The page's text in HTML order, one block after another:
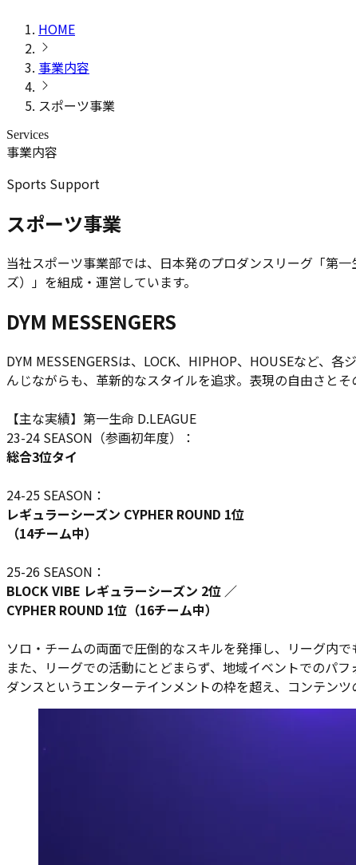
HOME
事業内容
スポーツ事業
Services
事業内容
Sports Support
スポーツ事業
当社スポーツ事業部では、日本発のプロダンスリーグ「第一
ズ）」を組成・運営しています。
DYM MESSENGERS
DYM MESSENGERSは、LOCK、HIPHOP、HOUSEなど、
んじながらも、革新的なスタイルを追求。表現の自由さと
【主な実績】第一生命 D.LEAGUE
23-24 SEASON（参画初年度）：
総合3位タイ
24-25 SEASON：
レギュラーシーズン CYPHER ROUND 1位
（14チーム中）
25-26 SEASON：
BLOCK VIBE レギュラーシーズン 2位 ／
CYPHER ROUND 1位（16チーム中）
ソロ・チームの両面で圧倒的なスキルを発揮し、リーグ内で
また、リーグでの活動にとどまらず、地域イベントでのパ
ダンスというエンターテインメントの枠を超え、コンテン